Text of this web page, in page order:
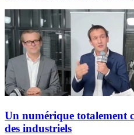
Un numérique totalement
des industriels